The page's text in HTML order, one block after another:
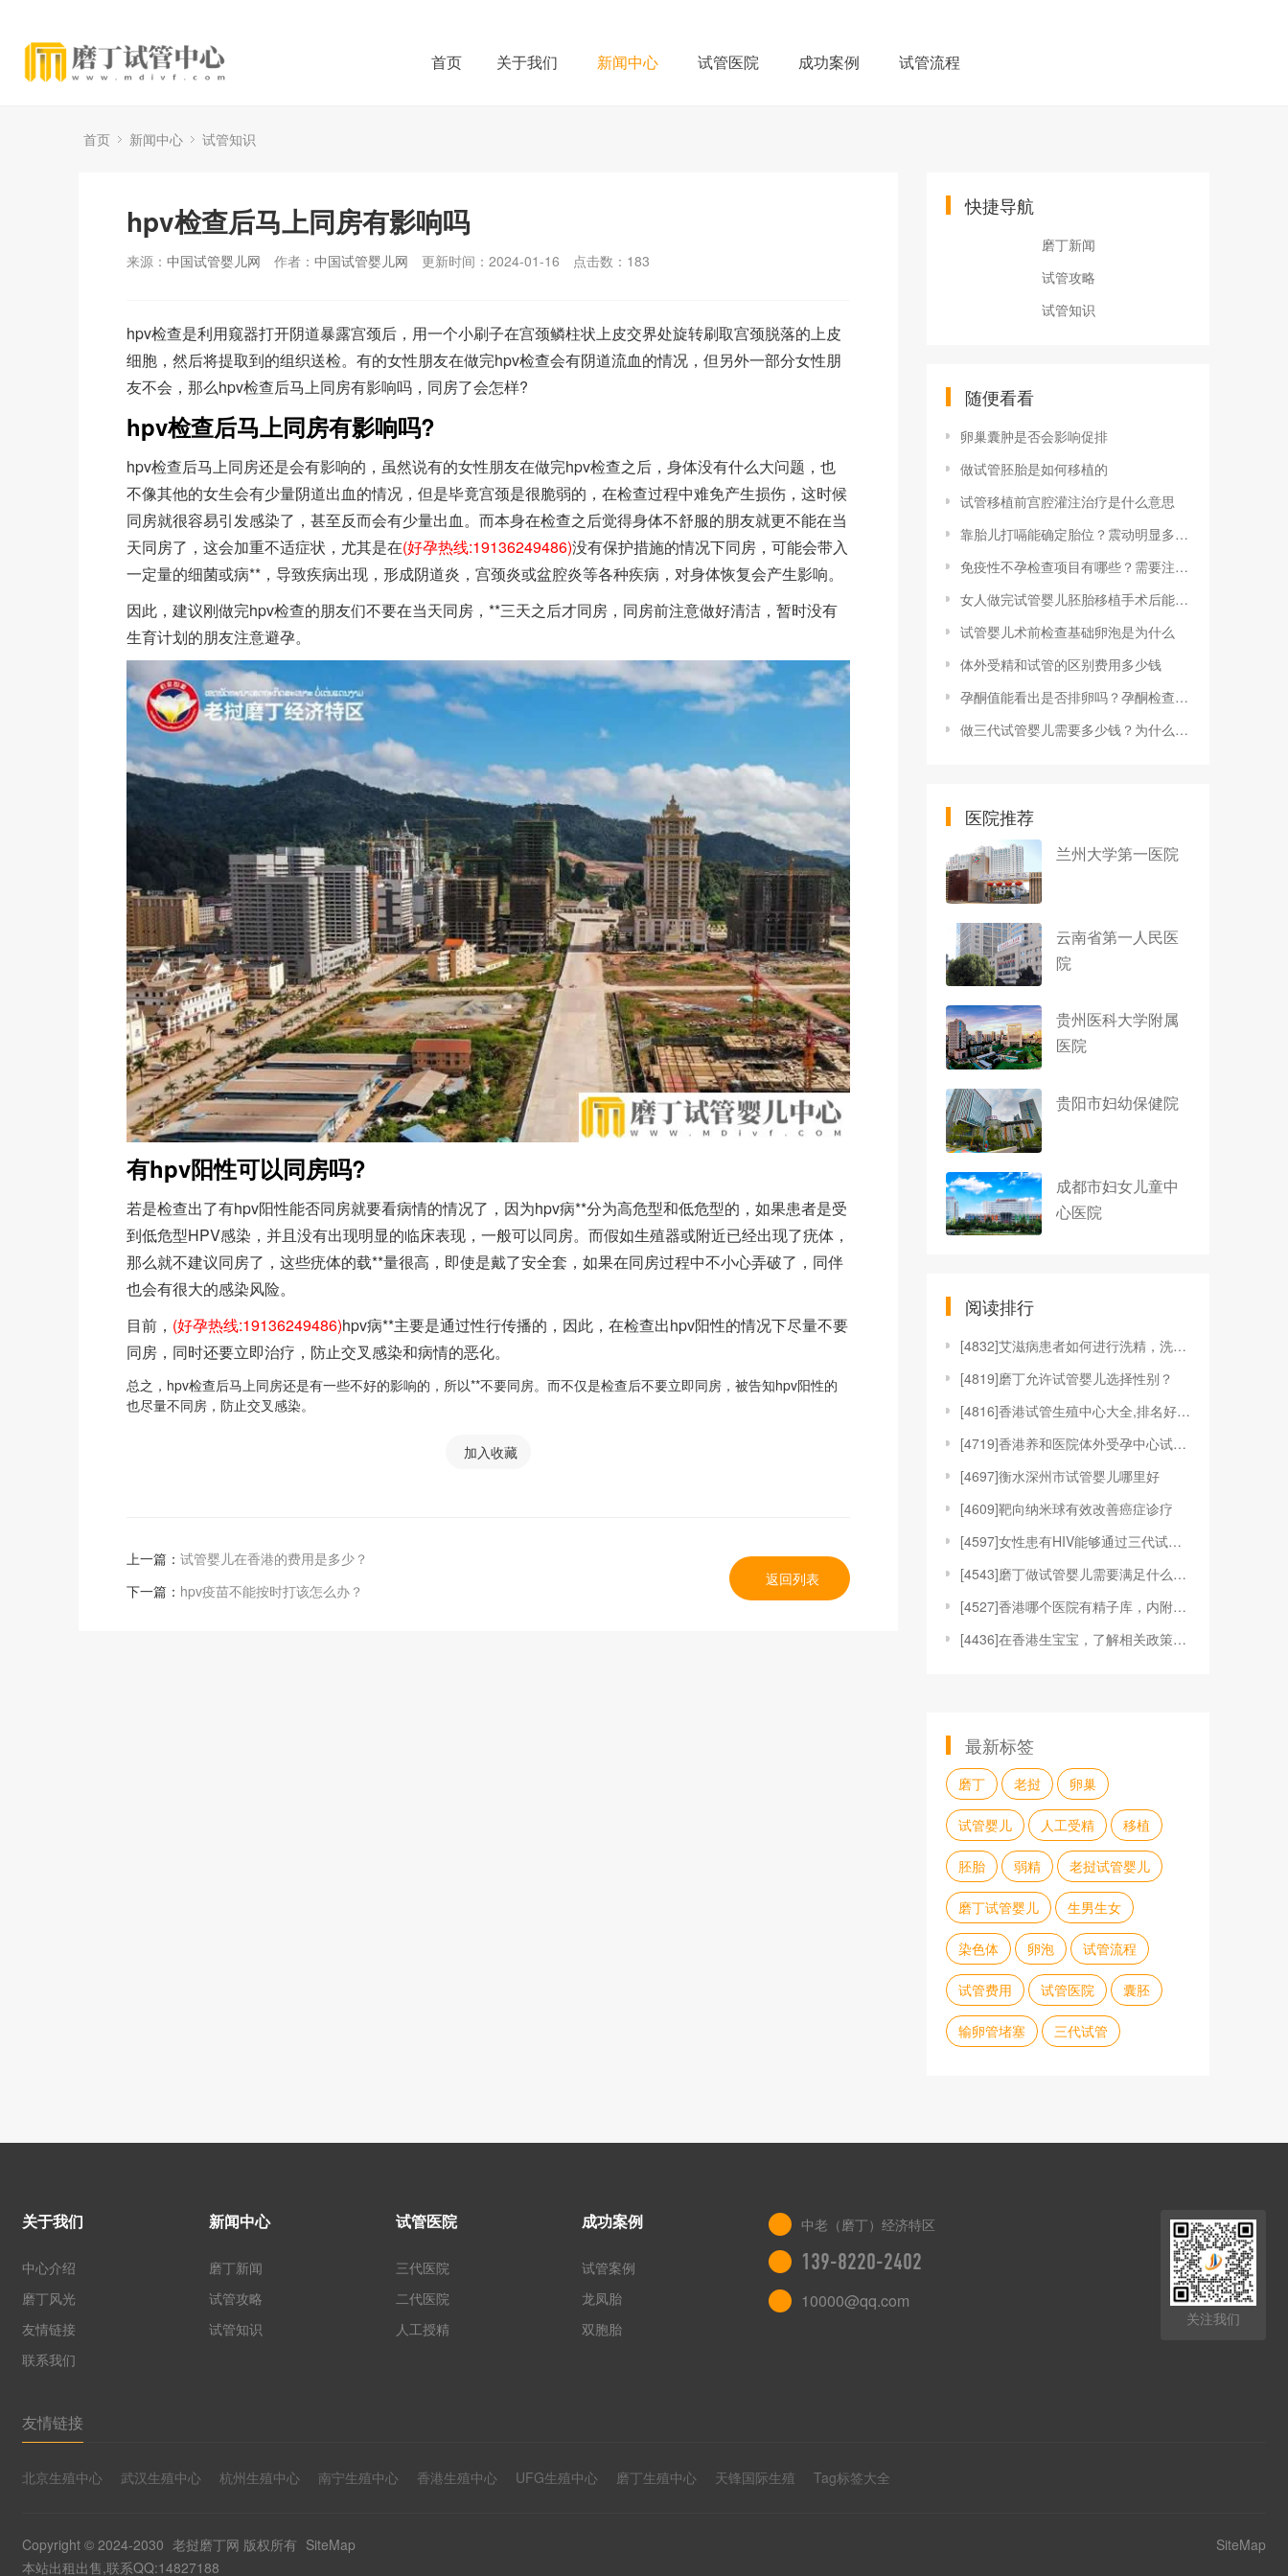
首页 关于我们 新闻中心 试管医院 成功案例 试管流程
首页 新闻中心 试管知识
hpv检查后马上同房有影响吗
来源： 中国试管婴儿网 作者： 中国试管婴儿网 更新时间：2024-01-16 点击数： 183
hpv检查是利用窥器打开阴道暴露宫颈后，用一个小刷子在宫颈鳞柱状上皮交界处旋转刷取宫颈脱落的上皮
细胞，然后将提取到的组织送检。有的女性朋友在做完hpv检查会有阴道流血的情况，但另外一部分女性朋
友不会，那么hpv检查后马上同房有影响吗，同房了会怎样?
hpv检查后马上同房有影响吗?
hpv检查后马上同房还是会有影响的，虽然说有的女性朋友在做完hpv检查之后，身体没有什么大问题，也
不像其他的女生会有少量阴道出血的情况，但是毕竟宫颈是很脆弱的，在检查过程中难免产生损伤，这时候
同房就很容易引发感染了，甚至反而会有少量出血。而本身在检查之后觉得身体不舒服的朋友就更不能在当
天同房了，这会加重不适症状，尤其是在(好孕热线:19136249486)没有保护措施的情况下同房，可能会带入
一定量的细菌或病**，导致疾病出现，形成阴道炎，宫颈炎或盆腔炎等各种疾病，对身体恢复会产生影响。
因此，建议刚做完hpv检查的朋友们不要在当天同房，**三天之后才同房，同房前注意做好清洁，暂时没有
生育计划的朋友注意避孕。
有hpv阳性可以同房吗?
若是检查出了有hpv阳性能否同房就要看病情的情况了，因为hpv病**分为高危型和低危型的，如果患者是受
到低危型HPV感染，并且没有出现明显的临床表现，一般可以同房。而假如生殖器或附近已经出现了疣体，
那么就不建议同房了，这些疣体的载**量很高，即使是戴了安全套，如果在同房过程中不小心弄破了，同伴
也会有很大的感染风险。
目前， (好孕热线:19136249486)hpv病**主要是通过性行传播的，因此，在检查出hpv阳性的情况下尽量不要
同房，同时还要立即治疗，防止交叉感染和病情的恶化。
总之，hpv检查后马上同房还是有一些不好的影响的，所以**不要同房。而不仅是检查后不要立即同房，被告知hpv阳性的
也尽量不同房，防止交叉感染。
加入收藏
上一篇： 试管婴儿在香港的费用是多少？
下一篇： hpv疫苗不能按时打该怎么办？
返回列表
快捷导航
磨丁新闻
试管攻略
试管知识
随便看看
卵巢囊肿是否会影响促排
做试管胚胎是如何移植的
试管移植前宫腔灌注治疗是什么意思
靠胎儿打嗝能确定胎位？震动明显多为头位
免疫性不孕检查项目有哪些？需要注意什么？
女人做完试管婴儿胚胎移植手术后能吃小茴香吗？
试管婴儿术前检查基础卵泡是为什么
体外受精和试管的区别费用多少钱
孕酮值能看出是否排卵吗？孕酮检查的临床意义
做三代试管婴儿需要多少钱？为什么费用有差异？
医院推荐
兰州大学第一医院
云南省第一人民医
院
贵州医科大学附属
医院
贵阳市妇幼保健院
成都市妇女儿童中
心医院
阅读排行
[4832]艾滋病患者如何进行洗精，洗精技术适应于哪
[4819]磨丁允许试管婴儿选择性别？
[4816]香港试管生殖中心大全,排名好的机构都在这
[4719]香港养和医院体外受孕中心试管婴儿技术
[4697]衡水深州市试管婴儿哪里好
[4609]靶向纳米球有效改善癌症诊疗
[4597]女性患有HIV能够通过三代试管婴儿技术来
[4543]磨丁做试管婴儿需要满足什么条件?
[4527]香港哪个医院有精子库，内附具体捐精、供精
[4436]在香港生宝宝，了解相关政策和福利
最新标签
磨丁 老挝 卵巢
试管婴儿 人工受精 移植
胚胎 弱精 老挝试管婴儿
磨丁试管婴儿 生男生女
染色体 卵泡 试管流程
试管费用 试管医院 囊胚
输卵管堵塞 三代试管
关于我们
中心介绍
磨丁风光
友情链接
联系我们
新闻中心
磨丁新闻
试管攻略
试管知识
试管医院
三代医院
二代医院
人工授精
成功案例
试管案例
龙凤胎
双胞胎
中老（磨丁）经济特区
139-8220-2402
10000@qq.com
关注我们
友情链接
北京生殖中心 武汉生殖中心 杭州生殖中心 南宁生殖中心 香港生殖中心 UFG生殖中心 磨丁生殖中心 天锋国际生殖 Tag标签大全
Copyright © 2024-2030 老挝磨丁网 版权所有 SiteMap
本站出租出售,联系QQ:14827188
SiteMap